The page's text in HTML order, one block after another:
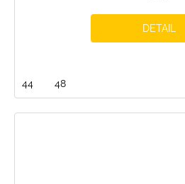
DETAIL
44 48